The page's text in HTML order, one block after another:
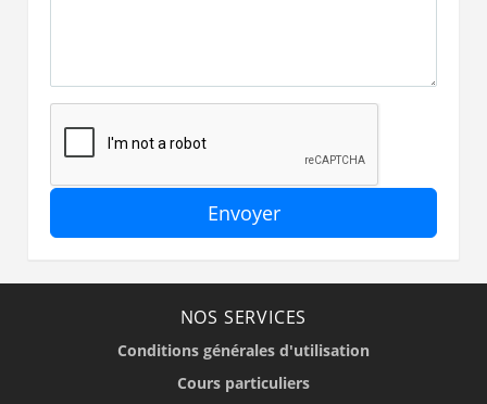
Envoyer
NOS SERVICES
Conditions générales d'utilisation
Cours particuliers